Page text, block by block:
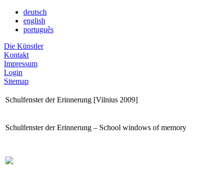
deutsch
english
português
Die Künstler
Kontakt
Impressum
Login
Sitemap
Schulfenster der Erinnerung [Vilnius 2009]
Schulfenster der Erinnerung – School windows of memory